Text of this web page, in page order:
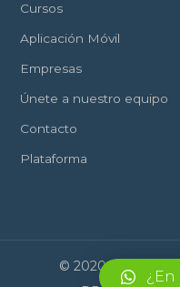
Cursos
Aplicación Móvil
Empresas
Únete a nuestro equipo
Contacto
Plataforma
© 2020 Scrate